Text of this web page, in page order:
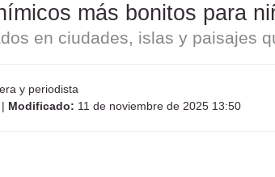
más bonitos para
en ciudades, islas y paisajes
y periodista
| Modificado: 11 de noviembre de 2025 13:50